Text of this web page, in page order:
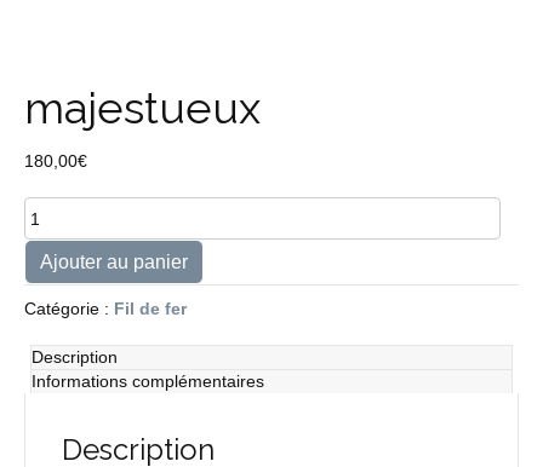
majestueux
180,00€
quantité
de
majestueux
Ajouter au panier
Catégorie : Fil de fer
Description
Informations complémentaires
Description